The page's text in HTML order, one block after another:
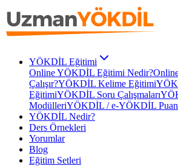
YÖKDİL Eğitimi
Online YÖKDİL Eğitimi Nedir?
Çalışır?YÖKDİL Kelime Eğitimi
EğitimiYÖKDİL Soru Çalışmaları
ModülleriYÖKDİL / e-YÖKDİL Puan
YÖKDİL Nedir?
Ders Örnekleri
Yorumlar
Blog
Eğitim Setleri